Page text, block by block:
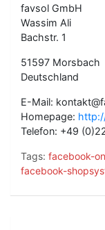
favsol GmbH
Wassim Ali
Bachstr. 1
51597 Morsbach
Deutschland
E-Mail:
Homepage:
Telefon: +49
Tags: facebook-
facebook-